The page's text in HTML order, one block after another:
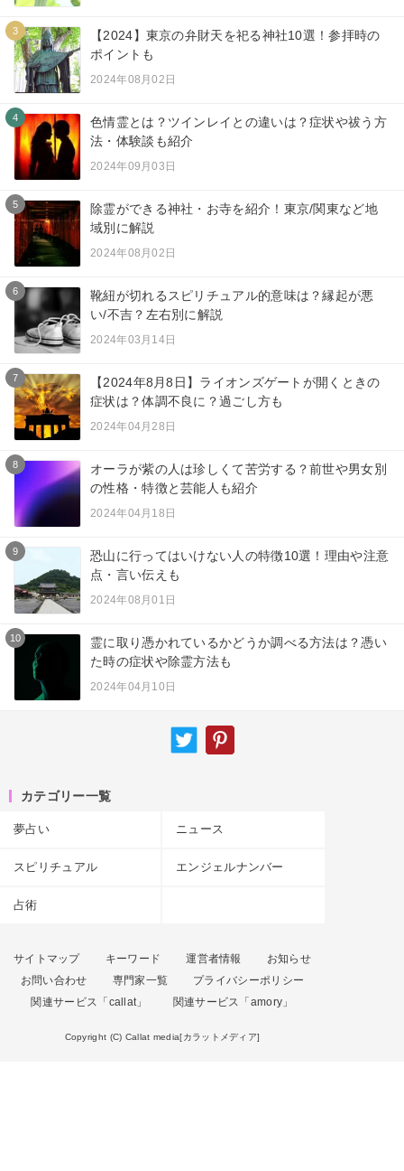
3
【2024】東京の弁財天を祀る神社10選！参拝時の
ポイントも
2024年08月02日
4
色情霊とは？ツインレイとの違いは？症状や祓う方
法・体験談も紹介
2024年09月03日
5
除霊ができる神社・お寺を紹介！東京/関東など地
域別に解説
2024年08月02日
6
靴紐が切れるスピリチュアル的意味は？縁起が悪
い/不吉？左右別に解説
2024年03月14日
7
【2024年8月8日】ライオンズゲートが開くときの
症状は？体調不良に？過ごし方も
2024年04月28日
8
オーラが紫の人は珍しくて苦労する？前世や男女別
の性格・特徴と芸能人も紹介
2024年04月18日
9
恐山に行ってはいけない人の特徴10選！理由や注意
点・言い伝えも
2024年08月01日
10
霊に取り憑かれているかどうか調べる方法は？憑い
た時の症状や除霊方法も
2024年04月10日
カテゴリー一覧
夢占い ニュース
スピリチュアル エンジェルナンバー
占術
サイトマップ キーワード 運営者情報
お知らせ
お問い合わせ
専門家一覧
プライバシーポリシー
関連サービス「callat」
関連サービス「amory」
Copyright (C) Callat media[カラットメディア]